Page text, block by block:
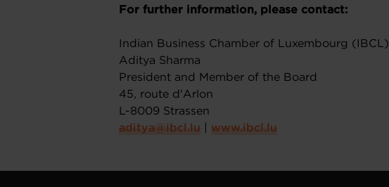
For further information, please contact:
Indian Business Chamber of Luxembourg (IBCL)
Aditya Sharma
President and Member of the Board
45, route d'Arlon
L-8009 Strassen
aditya@ibcl.lu
www.ibcl.lu